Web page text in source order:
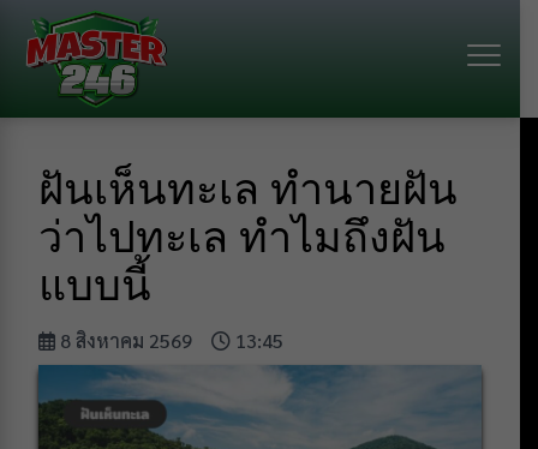
ฝันเห็นทะเล ทำนายฝัน
ว่าไปทะเล ทำไมถึงฝัน
แบบนี้
8 สิงหาคม 2569 13:45